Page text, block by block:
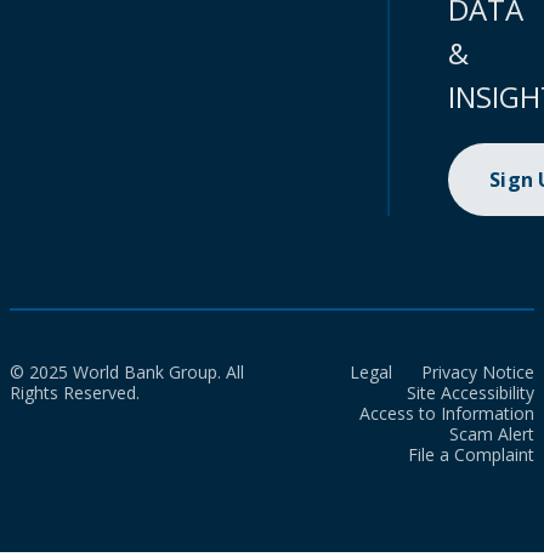
DATA
&
Sign
© 2025 World Bank Group. All
Rights Reserved.
Legal
Privacy Notice
Site Accessibility
Access to Information
Scam Alert
File a Complaint